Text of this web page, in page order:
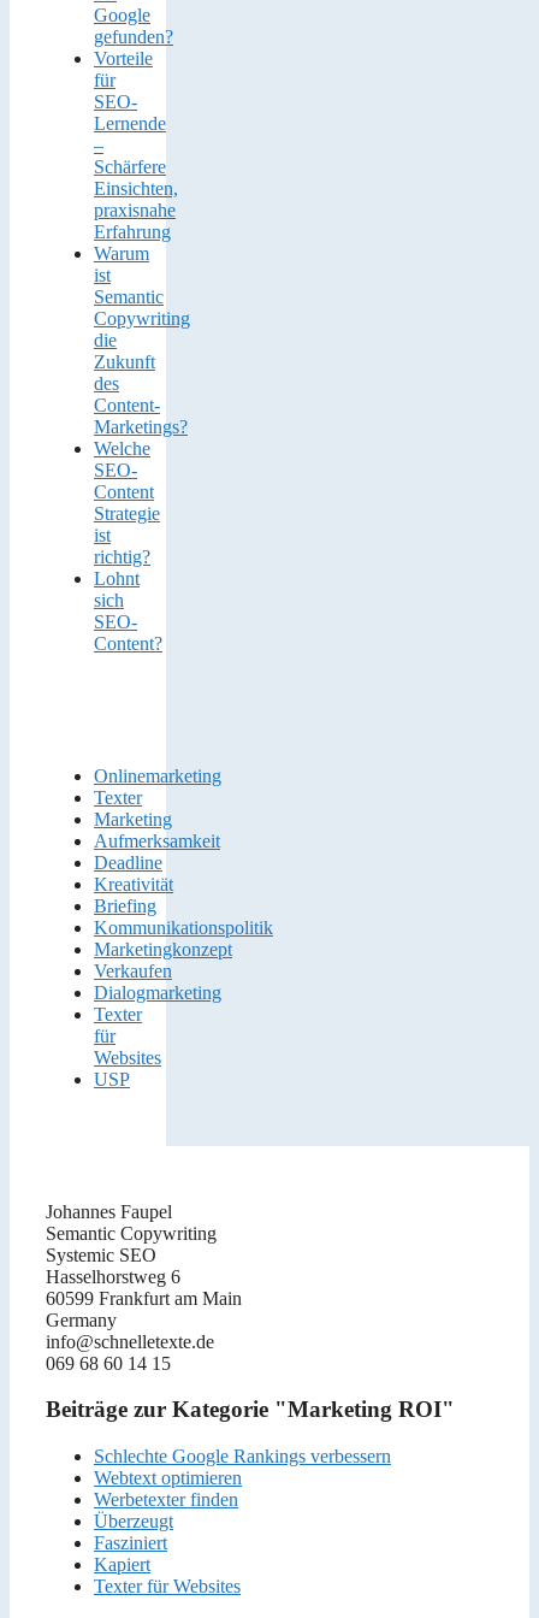
Google
gefunden?
Vorteile
für
SEO-
Lernende
–
Schärfere
Einsichten,
praxisnahe
Erfahrung
Warum
ist
Semantic
Copywriting
die
Zukunft
des
Content-
Marketings?
Welche
SEO-
Content
Strategie
ist
richtig?
Lohnt
sich
SEO-
Content?
Onlinemarketing
Texter
Marketing
Aufmerksamkeit
Deadline
Kreativität
Briefing
Kommunikationspolitik
Marketingkonzept
Verkaufen
Dialogmarketing
Texter
für
Websites
USP
Johannes Faupel
Semantic Copywriting
Systemic SEO
Hasselhorstweg 6
60599 Frankfurt am Main
Germany
info@schnelletexte.de
069 68 60 14 15
Beiträge zur Kategorie "Marketing ROI"
Schlechte Google Rankings verbessern
Webtext optimieren
Werbetexter finden
Überzeugt
Fasziniert
Kapiert
Texter für Websites